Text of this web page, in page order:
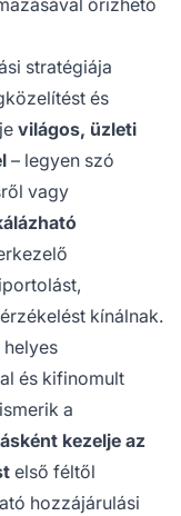
őrizhető
stratégiája
és
világos, üzleti
– legyen szó
vagy
kínálnak.
helyes
és kifinomult
a
kezelje az
első féltől
hozzájárulási